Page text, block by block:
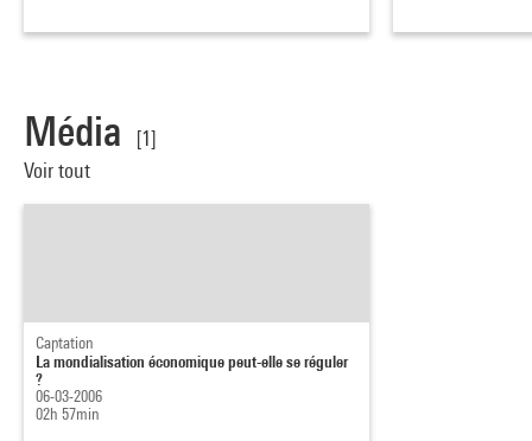
Média
[1]
Voir tout
Captation
La mondialisation économique peut-elle se réguler
?
06-03-2006
02h 57min